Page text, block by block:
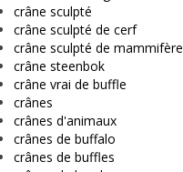
crâne sculpté
crâne sculpté de cerf
crâne sculpté de mammifère
crâne steenbok
crâne vrai de buffle
crânes
crânes d'animaux
crânes de buffalo
crânes de buffles